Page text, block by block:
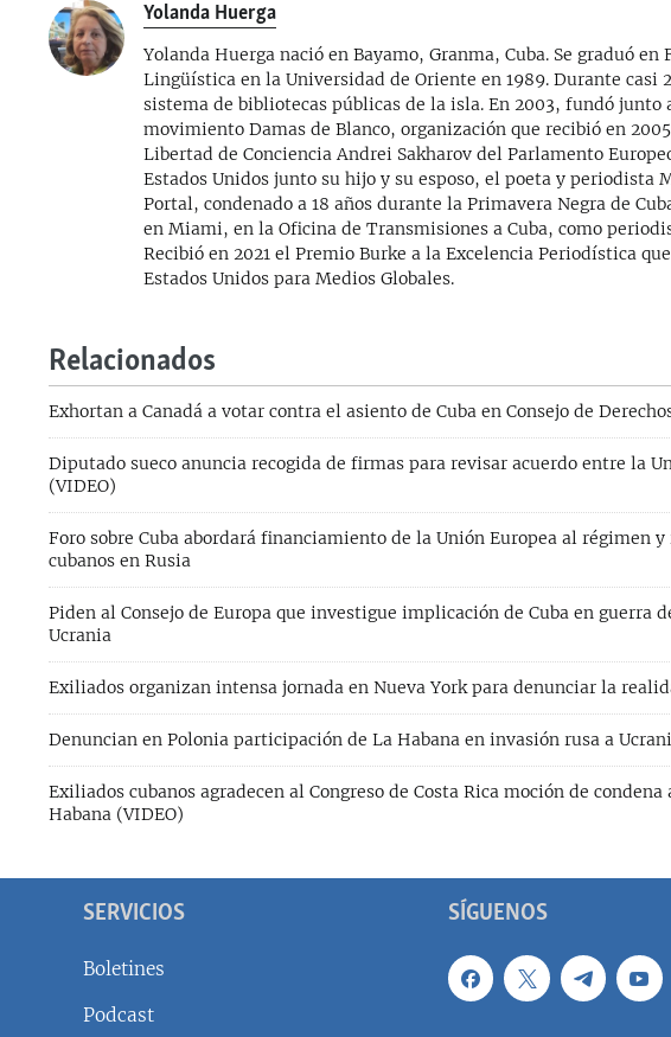
Yolanda Huerga
Yolanda Huerga nació en Bayamo, Granma, Cuba. Se graduó en
Lingüística en la Universidad de Oriente en 1989. Durante casi
sistema de bibliotecas públicas de la isla. En 2003, fundó junto
movimiento Damas de Blanco, organización que recibió en
Libertad de Conciencia Andrei Sakharov del Parlamento
Estados Unidos junto su hijo y su esposo, el poeta y periodista
Portal, condenado a 18 años durante la Primavera Negra de
en Miami, en la Oficina de Transmisiones a Cuba, como
Recibió en 2021 el Premio Burke a la Excelencia Periodística
Estados Unidos para Medios Globales.
Relacionados
Exhortan a Canadá a votar contra el asiento de Cuba en Consejo de
Diputado sueco anuncia recogida de firmas para revisar acuerdo entre la
(VIDEO)
Foro sobre Cuba abordará financiamiento de la Unión Europea al régimen
cubanos en Rusia
Piden al Consejo de Europa que investigue implicación de Cuba en guerra
Ucrania
Exiliados organizan intensa jornada en Nueva York para denunciar la
Denuncian en Polonia participación de La Habana en invasión rusa a
Exiliados cubanos agradecen al Congreso de Costa Rica moción de
Habana (VIDEO)
SÍGUENOS
SERVICIOS
Boletines
Podcast